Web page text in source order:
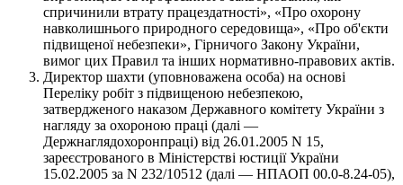
спричинили втрату працездатності», «Про охорону
навколишнього природного середовища», «Про об'єкти
підвищеної небезпеки», Гірничого Закону України,
вимог цих Правил та інших нормативно-правових актів.
Директор шахти (уповноважена особа) на основі
Переліку робіт з підвищеною небезпекою,
затвердженого наказом Державного комітету України з
нагляду за охороною праці (далі —
Держнаглядохоронпраці) від 26.01.2005 N 15,
зареєстрованого в Міністерстві юстиції України
15.02.2005 за N 232/10512 (далі — НПАОП 00.0-8.24-05),